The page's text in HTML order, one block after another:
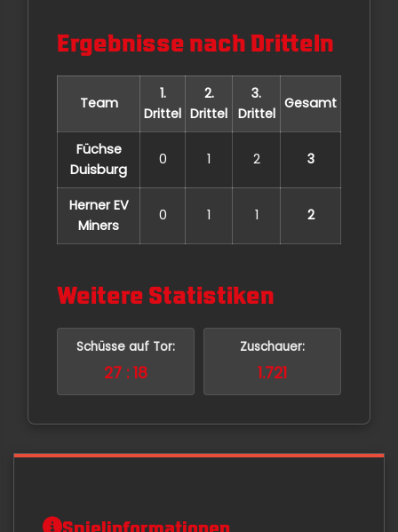
Ergebnisse nach Dritteln
Team
1.
Drittel
2.
Drittel
3.
Drittel
Gesamt
Füchse
Duisburg
0 1 2 3
Herner EV
Miners
0 1 1 2
Weitere Statistiken
Schüsse auf Tor:
27 : 18
Zuschauer:
1.721
Spielinformationen